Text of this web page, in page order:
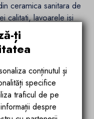
ceramica sanitara de
calitati, lavoarele isi
dupa ani de
ceramica sanitara,
ți
conținutul și
specifice
traficul de pe
despre